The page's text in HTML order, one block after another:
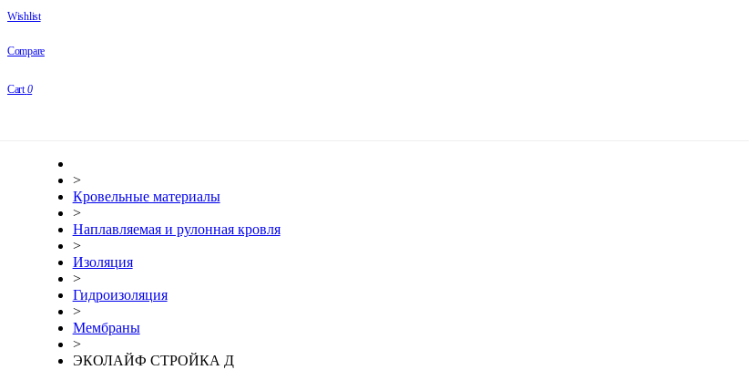
Wishlist
Compare
Cart 0
>
Кровельные материалы
>
Наплавляемая и рулонная кровля
>
Изоляция
>
Гидроизоляция
>
Мембраны
>
ЭКОЛАЙФ СТРОЙКА Д